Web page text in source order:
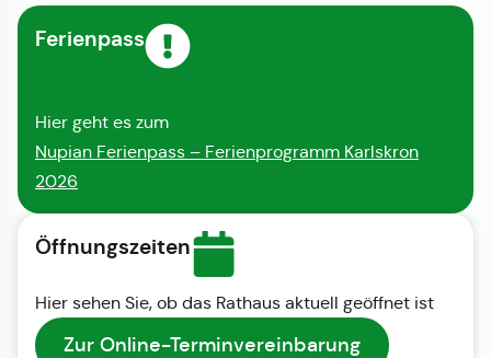
Ferienpass
Hier geht es zum
Nupian Ferienpass – Ferienprogramm Karlskron
2026
Öffnungszeiten
Hier sehen Sie, ob das Rathaus aktuell geöffnet ist
Zur Online-Terminvereinbarung